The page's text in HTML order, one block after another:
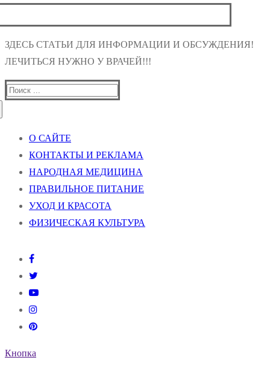
ЗДЕСЬ СТАТЬИ ДЛЯ ИНФОРМАЦИИ И ОБСУЖДЕНИЯ!
ЛЕЧИТЬСЯ НУЖНО У ВРАЧЕЙ!!!
Найти:
О САЙТЕ
КОНТАКТЫ И РЕКЛАМА
НАРОДНАЯ МЕДИЦИНА
ПРАВИЛЬНОЕ ПИТАНИЕ
УХОД И КРАСОТА
ФИЗИЧЕСКАЯ КУЛЬТУРА
Кнопка